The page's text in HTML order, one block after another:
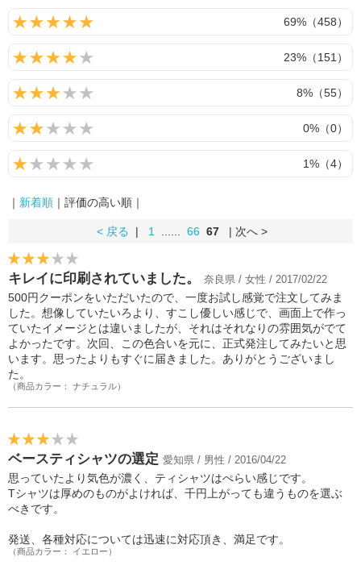
69%（458）
23%（151）
8%（55）
0%（0）
1%（4）
｜ 新着順 ｜評価の高い順｜
< 戻る | 1 66 67 | 次へ >
キレイに印刷されていました。 奈良県 / 女性 / 2017/02/22
500円クーポンをいただいたので、一度お試し感覚で注文してみま
した。想像していたいろより、すこし優しい感じで、画面上で作っ
ていたイメージとは違いましたが、それはそれなりの雰囲気がでて
よかったです。次回、この色合いを元に、正式発注してみたいと思
います。思ったよりもすぐに届きました。ありがとうございまし
た。
（商品カラー： ナチュラル）
ベースティシャツの選定 愛知県 / 男性 / 2016/04/22
思っていたより気色が濃く、ティシャツはぺらい感じです。
Tシャツは厚めのものがよければ、千円上がっても違うものを選ぶ
べきです。
発送、各種対応については迅速に対応頂き、満足です。
（商品カラー： イエロー）